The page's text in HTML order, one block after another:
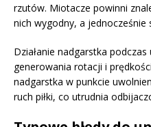
rzutów. Miotacze powinni
nich wygodny, a jednocześnie
Działanie nadgarstka
generowania rotacji i
nadgarstka w punkcie
ruch piłki, co utrudnia